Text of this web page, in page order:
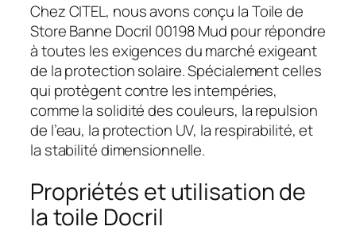
Chez CITEL, nous avons conçu la Toile de
Store Banne Docril 00198 Mud pour répondre
à toutes les exigences du marché exigeant
de la protection solaire. Spécialement celles
qui protègent contre les intempéries,
comme la solidité des couleurs, la repulsion
de l’eau, la protection UV, la respirabilité, et
la stabilité dimensionnelle.
Propriétés et utilisation de
la toile Docril